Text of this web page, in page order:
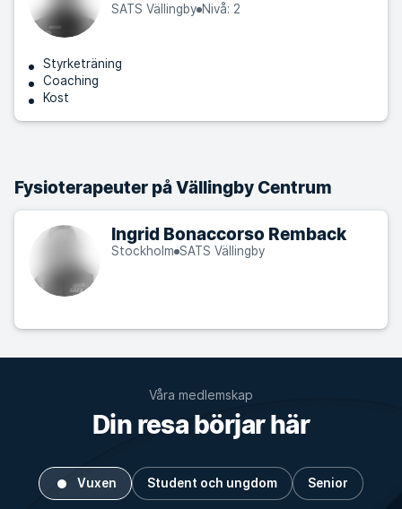
SATS Vällingby Nivå: 2
Styrketräning
Coaching
Kost
Fysioterapeuter på Vällingby Centrum
Ingrid Bonaccorso Remback
Stockholm SATS Vällingby
Våra medlemskap
Din resa börjar här
Vuxen Student och ungdom Senior